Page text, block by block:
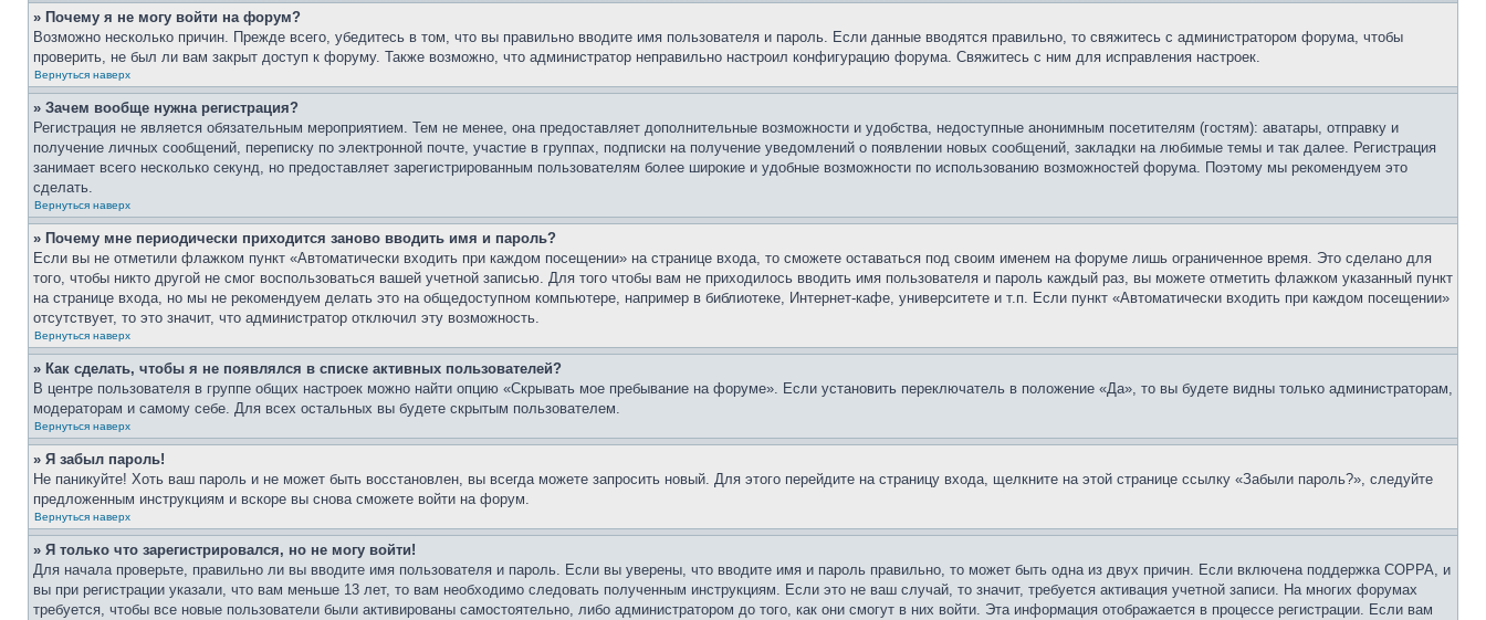
» Почему я не могу войти на форум?
Возможно несколько причин. Прежде всего, убедитесь в том, что вы правильно вводите имя пользователя и пароль. Если данные вводятся правильно, то свяжитесь с администратором форума, чтобы
проверить, не был ли вам закрыт доступ к форуму. Также возможно, что администратор неправильно настроил конфигурацию форума. Свяжитесь с ним для исправления настроек.
Вернуться наверх
» Зачем вообще нужна регистрация?
Регистрация не является обязательным мероприятием. Тем не менее, она предоставляет дополнительные возможности и удобства, недоступные анонимным посетителям (гостям): аватары, отправку и
получение личных сообщений, переписку по электронной почте, участие в группах, подписки на получение уведомлений о появлении новых сообщений, закладки на любимые темы и так далее. Регистрация
занимает всего несколько секунд, но предоставляет зарегистрированным пользователям более широкие и удобные возможности по использованию возможностей форума. Поэтому мы рекомендуем это
сделать.
Вернуться наверх
» Почему мне периодически приходится заново вводить имя и пароль?
Если вы не отметили флажком пункт «Автоматически входить при каждом посещении» на странице входа, то сможете оставаться под своим именем на форуме лишь ограниченное время. Это сделано для
того, чтобы никто другой не смог воспользоваться вашей учетной записью. Для того чтобы вам не приходилось вводить имя пользователя и пароль каждый раз, вы можете отметить флажком указанный пункт
на странице входа, но мы не рекомендуем делать это на общедоступном компьютере, например в библиотеке, Интернет-кафе, университете и т.п. Если пункт «Автоматически входить при каждом посещении»
отсутствует, то это значит, что администратор отключил эту возможность.
Вернуться наверх
» Как сделать, чтобы я не появлялся в списке активных пользователей?
В центре пользователя в группе общих настроек можно найти опцию «Скрывать мое пребывание на форуме». Если установить переключатель в положение «Да», то вы будете видны только администраторам,
модераторам и самому себе. Для всех остальных вы будете скрытым пользователем.
Вернуться наверх
» Я забыл пароль!
Не паникуйте! Хоть ваш пароль и не может быть восстановлен, вы всегда можете запросить новый. Для этого перейдите на страницу входа, щелкните на этой странице ссылку «Забыли пароль?», следуйте
предложенным инструкциям и вскоре вы снова сможете войти на форум.
Вернуться наверх
» Я только что зарегистрировался, но не могу войти!
Для начала проверьте, правильно ли вы вводите имя пользователя и пароль. Если вы уверены, что вводите имя и пароль правильно, то может быть одна из двух причин. Если включена поддержка COPPA, и
вы при регистрации указали, что вам меньше 13 лет, то вам необходимо следовать полученным инструкциям. Если это не ваш случай, то значит, требуется активация учетной записи. На многих форумах
требуется, чтобы все новые пользователи были активированы самостоятельно, либо администратором до того, как они смогут в них войти. Эта информация отображается в процессе регистрации. Если вам